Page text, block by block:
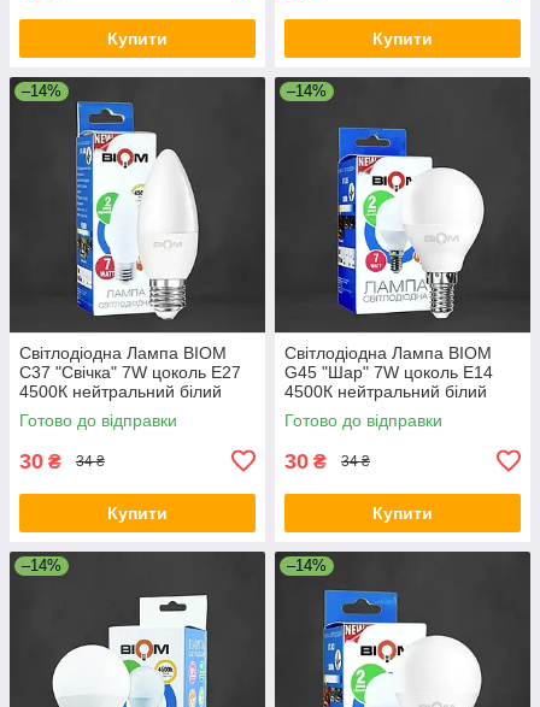
Купити Купити
–14%
Світлодіодна Лампа BIOM
С37 "Свічка" 7W цоколь Е27
4500К нейтральний білий
Готово до відправки
30 ₴ 34 ₴
Купити
–14%
Світлодіодна Лампа BIOM
G45 "Шар" 7W цоколь Е14
4500К нейтральний білий
Готово до відправки
30 ₴ 34 ₴
Купити
–14% –14%